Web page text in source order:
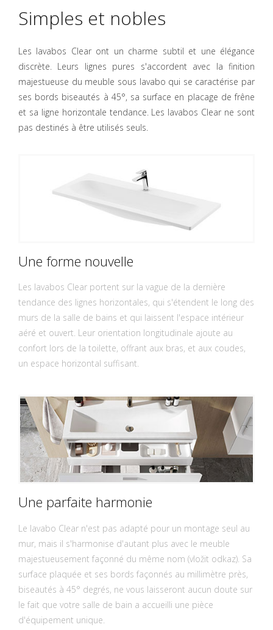
Simples et nobles
Les lavabos Clear ont un charme subtil et une élégance
discrète. Leurs lignes pures s'accordent avec la finition
majestueuse du meuble sous lavabo qui se caractérise par
ses bords biseautés à 45°, sa surface en placage de frêne
et sa ligne horizontale tendance. Les lavabos Clear ne sont
pas destinés à être utilisés seuls.
Une forme nouvelle
Les lavabos Clear portent sur la vague de la dernière
tendance des lignes horizontales, qui s'étendent le long des
murs de la salle de bains et qui laissent l'espace intérieur
aéré et ouvert. Leur orientation longitudinale ajoute au
confort lors de la toilette, offrant aux bras, et aux coudes,
un espace horizontal suffisant.
Une parfaite harmonie
Le lavabo Clear n'est pas adapté pour un montage seul au
mur, mais il s'harmonise d'autant plus avec le meuble
majestueusement façonné du même nom (vložit odkaz). Sa
surface plaquée et ses bords façonnés au millimètre près,
biseautés à 45° degrés, ne vous laisseront aucun doute sur
le fait que votre salle de bain a accueilli une pièce
d'équipement unique.